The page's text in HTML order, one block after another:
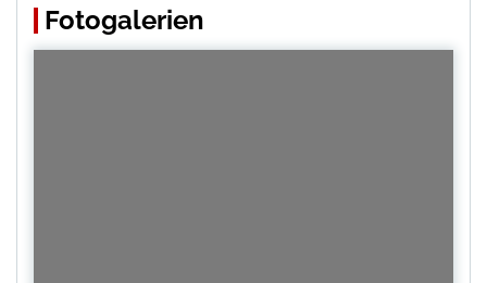
Fotogalerien